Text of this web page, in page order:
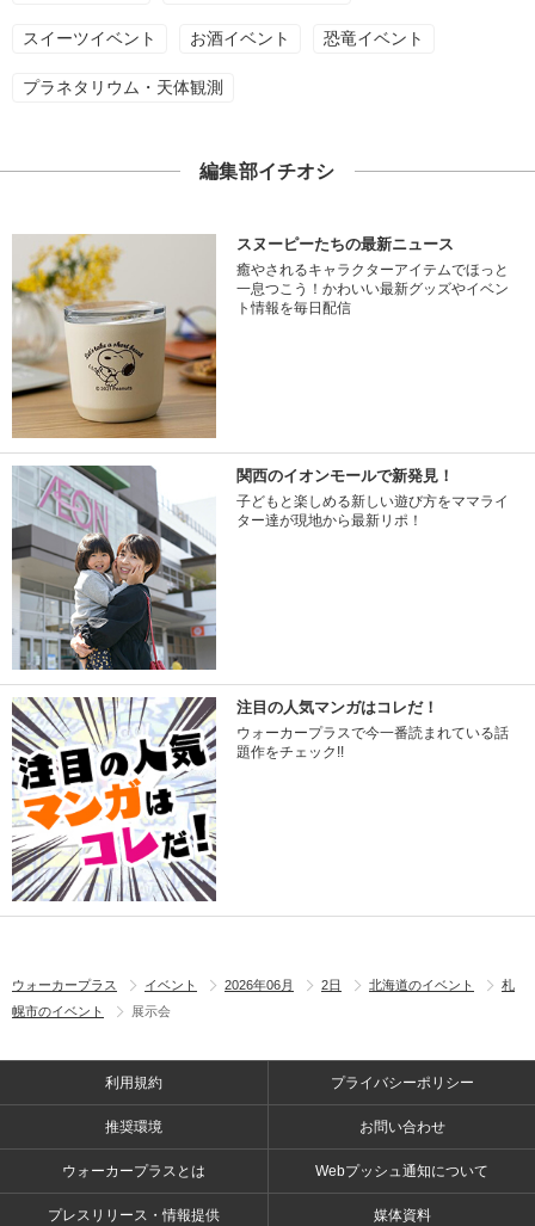
スイーツイベント お酒イベント 恐竜イベント
プラネタリウム・天体観測
編集部イチオシ
スヌーピーたちの最新ニュース
癒やされるキャラクターアイテムでほっと
一息つこう！かわいい最新グッズやイベン
ト情報を毎日配信
関西のイオンモールで新発見！
子どもと楽しめる新しい遊び方をママライ
ター達が現地から最新リポ！
注目の人気マンガはコレだ！
ウォーカープラスで今一番読まれている話
題作をチェック!!
ウォーカープラス イベント 2026年06月 2日 北海道のイベント
札
幌市のイベント
展示会
利用規約 プライバシーポリシー
推奨環境 お問い合わせ
ウォーカープラスとは Webプッシュ通知について
プレスリリース・情報提供 媒体資料